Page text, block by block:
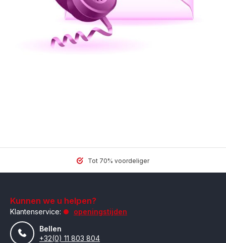
Tot 70% voordeliger
Kunnen we u helpen?
Klantenservice:
openingstijden
Bellen
+32(0) 11 803 804